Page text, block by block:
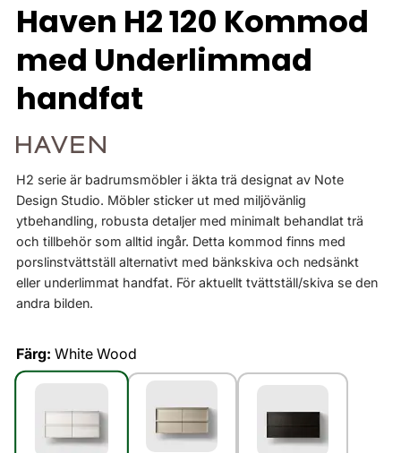
Haven H2 120 Kommod
med Underlimmad
handfat
H2 serie är badrumsmöbler i äkta trä designat av Note
Design Studio. Möbler sticker ut med miljövänlig
ytbehandling, robusta detaljer med minimalt behandlat trä
och tillbehör som alltid ingår. Detta kommod finns med
porslinstvättställ alternativt med bänkskiva och nedsänkt
eller underlimmat handfat. För aktuellt tvättställ/skiva se den
andra bilden.
Färg: White Wood